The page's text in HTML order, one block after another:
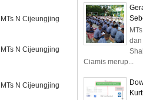
MTs N Cijeungjing
MTs N Cijeungjing
MTs N Cijeungjing
dan
Ciamis merup...